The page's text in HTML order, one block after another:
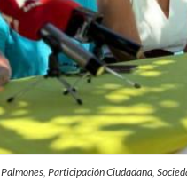
Palmones Participación Ciudadana